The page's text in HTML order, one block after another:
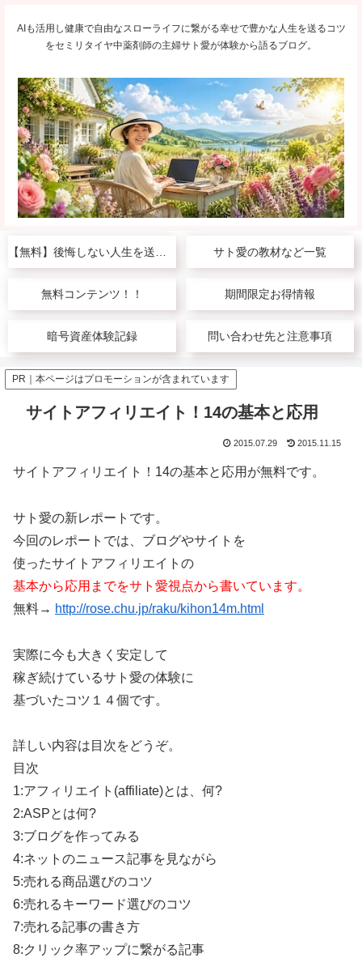
AIも活用し健康で自由なスローライフに繋がる幸せで豊かな人生を送るコツ
をセミリタイヤ中薬剤師の主婦サト愛が体験から語るブログ。
サト愛の教材など一覧
無料コンテンツ！！ 期間限定お得情報
暗号資産体験記録 問い合わせ先と注意事項
PR｜本ページはプロモーションが含まれています
サイトアフィリエイト！14の基本と応用
2015.07.29 2015.11.15
サイトアフィリエイト！14の基本と応用が無料です。
サト愛の新レポートです。
今回のレポートでは、ブログやサイトを
使ったサイトアフィリエイトの
基本から応用までをサト愛視点から書いています。
無料→ http://rose.chu.jp/raku/kihon14m.html
実際に今も大きく安定して
稼ぎ続けているサト愛の体験に
基づいたコツ１４個です。
詳しい内容は目次をどうぞ。
目次
1:アフィリエイト(affiliate)とは、何?
2:ASPとは何?
3:ブログを作ってみる
4:ネットのニュース記事を見ながら
5:売れる商品選びのコツ
6:売れるキーワード選びのコツ
7:売れる記事の書き方
8:クリック率アップに繋がる記事